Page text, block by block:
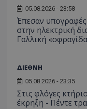
05.08.2026 - 23:58
Έπεσαν
στην ηλεκτρική
Γαλλική
ΔΙΕΘΝΗ
05.08.2026 - 23:35
Στις φλόγες
έκρηξη - Πέντε